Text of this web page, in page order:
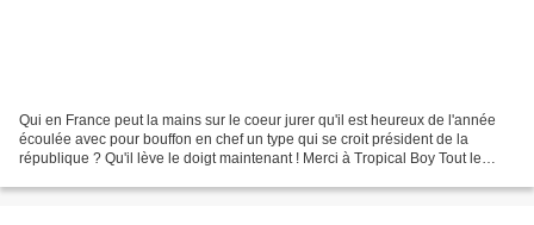
Qui en France peut la mains sur le coeur jurer qu'il est heureux de l'année
écoulée avec pour bouffon en chef un type qui se croit président de la
république ? Qu'il lève le doigt maintenant ! Merci à Tropical Boy Tout le